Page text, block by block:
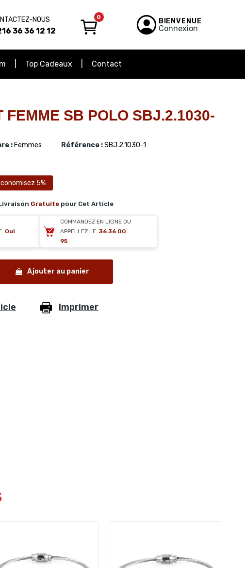
NOUS
36 36 12 12
0 BIENVENUE
Connexion
Top Cadeaux Contact
FEMME SB POLO SBJ.2.1030-
: Femmes Référence :SBJ.2.1030-1
5%
Gratuite pour Cet Article
Oui
COMMANDEZ EN LIGNE OU
APPELLEZ LE: 36 36 00
95
Ajouter au panier
Imprimer